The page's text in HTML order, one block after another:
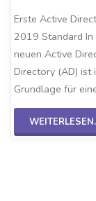
Erste Active
2019 Standard
neuen Active
Directory (AD)
Grundlage für